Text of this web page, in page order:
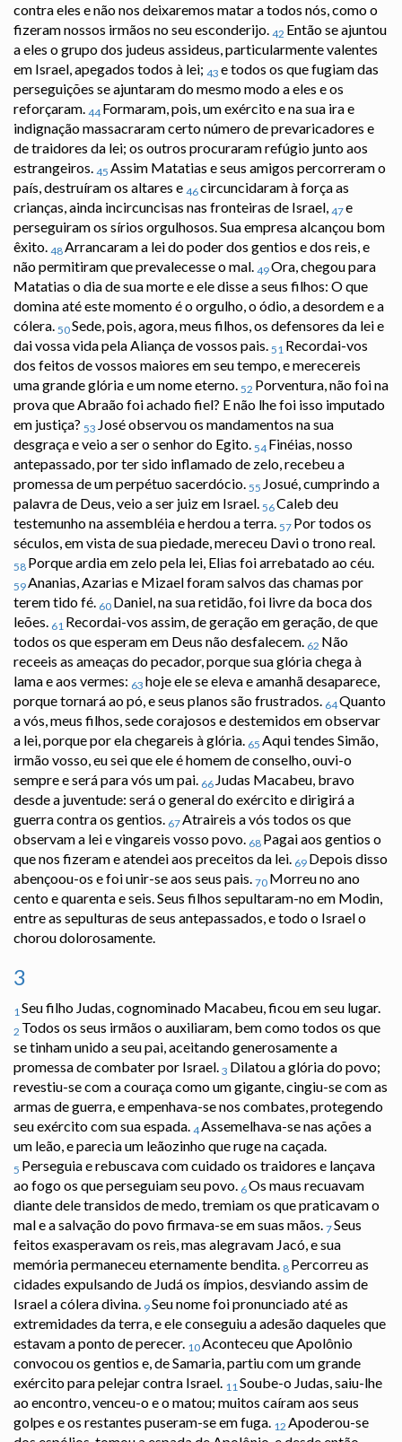
contra eles e não nos deixaremos matar a todos nós, como o
fizeram nossos irmãos no seu esconderijo. 42 Então se ajuntou
a eles o grupo dos judeus assideus, particularmente valentes
em Israel, apegados todos à lei; 43 e todos os que fugiam das
perseguições se ajuntaram do mesmo modo a eles e os
reforçaram. 44 Formaram, pois, um exército e na sua ira e
indignação massacraram certo número de prevaricadores e
de traidores da lei; os outros procuraram refúgio junto aos
estrangeiros. 45 Assim Matatias e seus amigos percorreram o
país, destruíram os altares e 46circuncidaram à força as
crianças, ainda incircuncisas nas fronteiras de Israel, 47e
perseguiram os sírios orgulhosos. Sua empresa alcançou bom
êxito. 48Arrancaram a lei do poder dos gentios e dos reis, e
não permitiram que prevalecesse o mal. 49Ora, chegou para
Matatias o dia de sua morte e ele disse a seus filhos: O que
domina até este momento é o orgulho, o ódio, a desordem e a
cólera. 50Sede, pois, agora, meus filhos, os defensores da lei e
dai vossa vida pela Aliança de vossos pais. 51 Recordai-vos
dos feitos de vossos maiores em seu tempo, e merecereis
uma grande glória e um nome eterno. 52 Porventura, não foi na
prova que Abraão foi achado fiel? E não lhe foi isso imputado
em justiça? 53 José observou os mandamentos na sua
desgraça e veio a ser o senhor do Egito. 54 Finéias, nosso
antepassado, por ter sido inflamado de zelo, recebeu a
promessa de um perpétuo sacerdócio. 55 Josué, cumprindo a
palavra de Deus, veio a ser juiz em Israel. 56Caleb deu
testemunho na assembléia e herdou a terra. 57 Por todos os
séculos, em vista de sua piedade, mereceu Davi o trono real.
58 Porque ardia em zelo pela lei, Elias foi arrebatado ao céu.
59Ananias, Azarias e Mizael foram salvos das chamas por
terem tido fé. 60 Daniel, na sua retidão, foi livre da boca dos
leões. 61 Recordai-vos assim, de geração em geração, de que
todos os que esperam em Deus não desfalecem. 62 Não
receeis as ameaças do pecador, porque sua glória chega à
lama e aos vermes: 63 hoje ele se eleva e amanhã desaparece,
porque tornará ao pó, e seus planos são frustrados. 64Quanto
a vós, meus filhos, sede corajosos e destemidos em observar
a lei, porque por ela chegareis à glória. 65 Aqui tendes Simão,
irmão vosso, eu sei que ele é homem de conselho, ouvi-o
sempre e será para vós um pai. 66 Judas Macabeu, bravo
desde a juventude: será o general do exército e dirigirá a
guerra contra os gentios. 67Atraireis a vós todos os que
observam a lei e vingareis vosso povo. 68 Pagai aos gentios o
que nos fizeram e atendei aos preceitos da lei. 69 Depois disso
abençoou-os e foi unir-se aos seus pais. 70 Morreu no ano
cento e quarenta e seis. Seus filhos sepultaram-no em Modin,
entre as sepulturas de seus antepassados, e todo o Israel o
chorou dolorosamente.
3
1Seu filho Judas, cognominado Macabeu, ficou em seu lugar.
2 Todos os seus irmãos o auxiliaram, bem como todos os que
se tinham unido a seu pai, aceitando generosamente a
promessa de combater por Israel. 3 Dilatou a glória do povo;
revestiu-se com a couraça como um gigante, cingiu-se com as
armas de guerra, e empenhava-se nos combates, protegendo
seu exército com sua espada. 4Assemelhava-se nas ações a
um leão, e parecia um leãozinho que ruge na caçada.
5 Perseguia e rebuscava com cuidado os traidores e lançava
ao fogo os que perseguiam seu povo. 6Os maus recuavam
diante dele transidos de medo, tremiam os que praticavam o
mal e a salvação do povo firmava-se em suas mãos. 7Seus
feitos exasperavam os reis, mas alegravam Jacó, e sua
memória permaneceu eternamente bendita. 8 Percorreu as
cidades expulsando de Judá os ímpios, desviando assim de
Israel a cólera divina. 9Seu nome foi pronunciado até as
extremidades da terra, e ele conseguiu a adesão daqueles que
estavam a ponto de perecer. 10Aconteceu que Apolônio
convocou os gentios e, de Samaria, partiu com um grande
exército para pelejar contra Israel. 11Soube-o Judas, saiu-lhe
ao encontro, venceu-o e o matou; muitos caíram aos seus
golpes e os restantes puseram-se em fuga. 12 Apoderou-se